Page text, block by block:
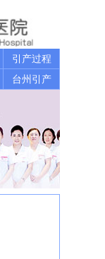
引产过程
台州引产